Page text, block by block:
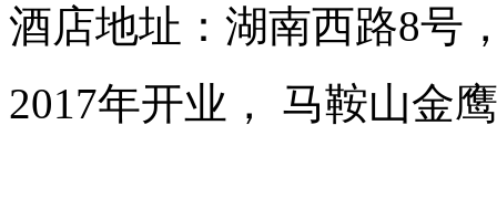
酒店地址：湖南西路8号
2017年开业， 马鞍山